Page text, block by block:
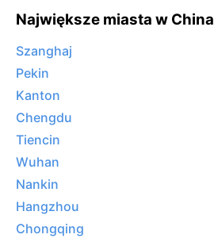
Największe miasta w China
Szanghaj
Pekin
Kanton
Chengdu
Tiencin
Wuhan
Nankin
Hangzhou
Chongqing